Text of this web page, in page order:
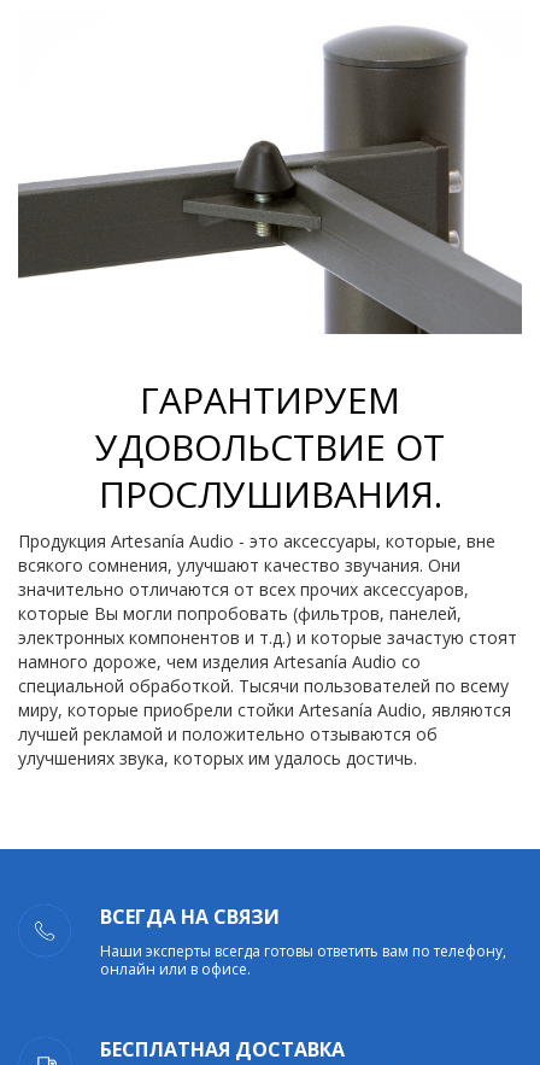
ГАРАНТИРУЕМ
УДОВОЛЬСТВИЕ ОТ
ПРОСЛУШИВАНИЯ.
Продукция Artesanía Audio - это аксессуары, которые, вне
всякого сомнения, улучшают качество звучания. Они
значительно отличаются от всех прочих аксессуаров,
которые Вы могли попробовать (фильтров, панелей,
электронных компонентов и т.д.) и которые зачастую стоят
намного дороже, чем изделия Artesanía Audio со
специальной обработкой. Тысячи пользователей по всему
миру, которые приобрели стойки Artesanía Audio, являются
лучшей рекламой и положительно отзываются об
улучшениях звука, которых им удалось достичь.
ВСЕГДА НА СВЯЗИ
Наши эксперты всегда готовы ответить вам по телефону,
онлайн или в офисе.
БЕСПЛАТНАЯ ДОСТАВКА